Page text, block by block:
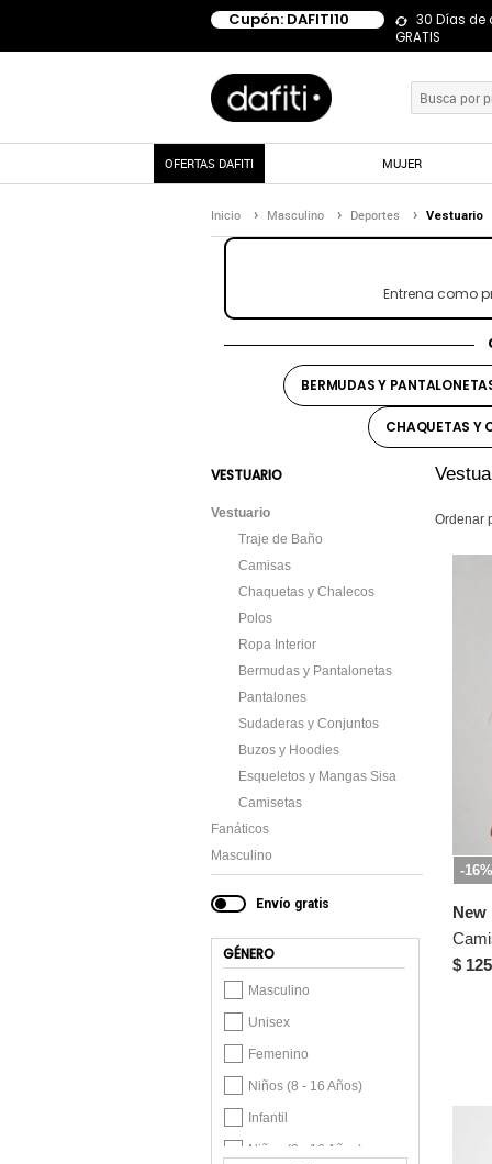
Cupón: DAFITI10
30 Días de
GRATIS
OFERTAS DAFITI MUJER
Inicio Masculino Deportes Vestuario
Entrena como
BERMUDAS Y
CHAQUETAS Y
VESTUARIO
Vestuario
Traje de Baño
Camisas
Chaquetas y Chalecos
Polos
Ropa Interior
Bermudas y Pantalonetas
Pantalones
Sudaderas y Conjuntos
Buzos y Hoodies
Esqueletos y Mangas Sisa
Camisetas
Fanáticos
Masculino
Envío gratis
GÉNERO
Masculino
Unisex
Femenino
Niños (8 - 16 Años)
Infantil
Niñas (8 - 16 Años)
Ordenar
-16%
New
$